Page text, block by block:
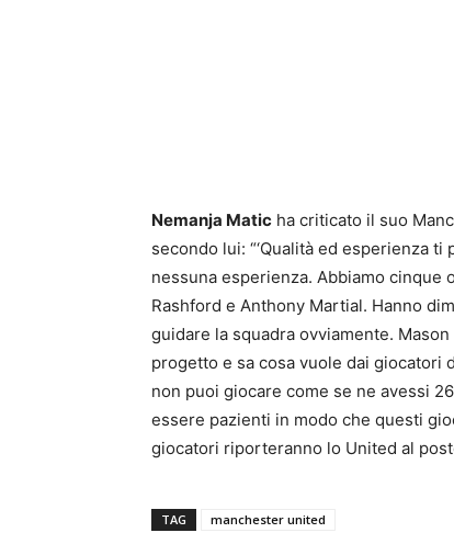
Nemanja Matic ha criticato il suo
secondo lui: “‘Qualità ed esperienza
nessuna esperienza. Abbiamo cinque
Rashford e Anthony Martial. Hanno
guidare la squadra ovviamente.
progetto e sa cosa vuole dai giocatori
non puoi giocare come se ne avessi
essere pazienti in modo che questi
giocatori riporteranno lo United al
TAG manchester united